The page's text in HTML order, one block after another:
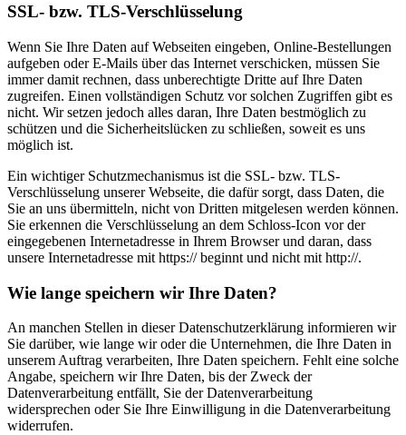
SSL- bzw. TLS-Verschlüsselung
Wenn Sie Ihre Daten auf Webseiten eingeben, Online-Bestellungen
aufgeben oder E-Mails über das Internet verschicken, müssen Sie
immer damit rechnen, dass unberechtigte Dritte auf Ihre Daten
zugreifen. Einen vollständigen Schutz vor solchen Zugriffen gibt es
nicht. Wir setzen jedoch alles daran, Ihre Daten bestmöglich zu
schützen und die Sicherheitslücken zu schließen, soweit es uns
möglich ist.
Ein wichtiger Schutzmechanismus ist die SSL- bzw. TLS-
Verschlüsselung unserer Webseite, die dafür sorgt, dass Daten, die
Sie an uns übermitteln, nicht von Dritten mitgelesen werden können.
Sie erkennen die Verschlüsselung an dem Schloss-Icon vor der
eingegebenen Internetadresse in Ihrem Browser und daran, dass
unsere Internetadresse mit https:// beginnt und nicht mit http://.
Wie lange speichern wir Ihre Daten?
An manchen Stellen in dieser Datenschutzerklärung informieren wir
Sie darüber, wie lange wir oder die Unternehmen, die Ihre Daten in
unserem Auftrag verarbeiten, Ihre Daten speichern. Fehlt eine solche
Angabe, speichern wir Ihre Daten, bis der Zweck der
Datenverarbeitung entfällt, Sie der Datenverarbeitung
widersprechen oder Sie Ihre Einwilligung in die Datenverarbeitung
widerrufen.